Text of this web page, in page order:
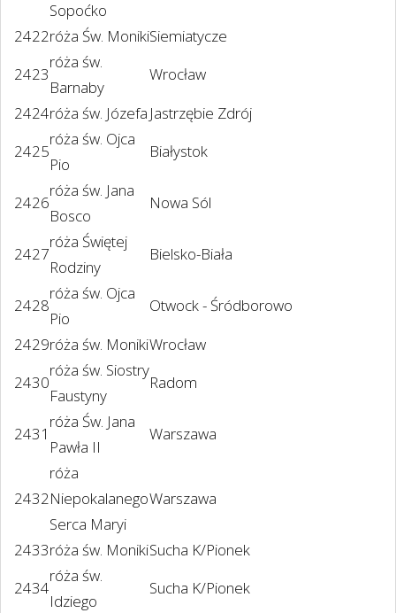
Sopoćko
2422róża Św. MonikiSiemiatycze
2423
róża św.
Barnaby
Wrocław
2424róża św. Józefa Jastrzębie Zdrój
2425
róża św. Ojca
Pio
Białystok
2426
róża św. Jana
Bosco
Nowa Sól
2427
róża Świętej
Rodziny
Bielsko-Biała
2428
róża św. Ojca
Pio
Otwock - Śródborowo
2429róża św. MonikiWrocław
2430
róża św. Siostry
Faustyny
Radom
2431
róża Św. Jana
Pawła II
Warszawa
2432
róża
Niepokalanego
Serca Maryi
Warszawa
2433róża św. MonikiSucha K/Pionek
2434
róża św.
Idziego
Sucha K/Pionek